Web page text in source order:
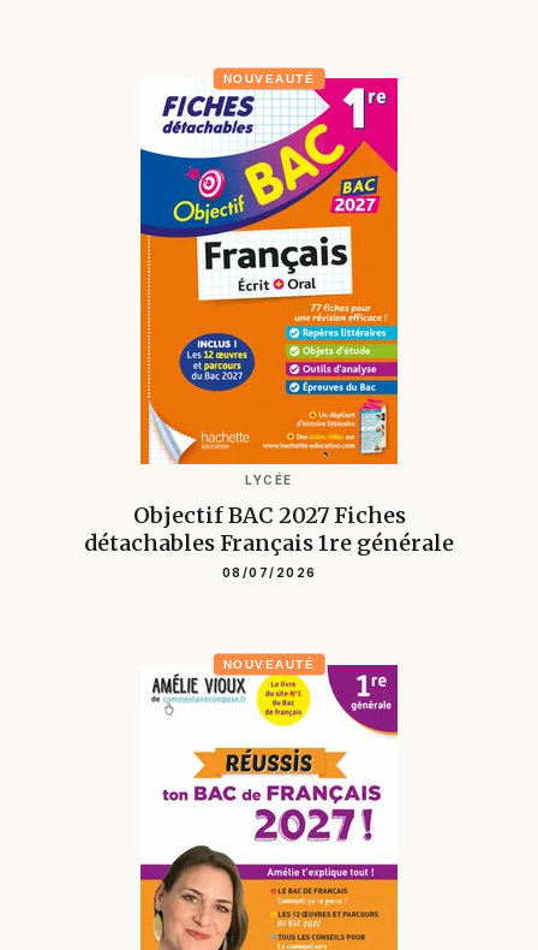
NOUVEAUTÉ
LYCÉE
Objectif BAC 2027 Fiches
détachables Français 1re générale
08/07/2026
NOUVEAUTÉ